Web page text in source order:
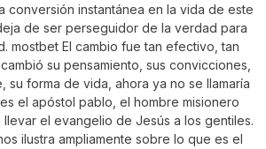
conversión instantánea en la vida de este
de ser perseguidor de la verdad para
mostbet El cambio fue tan efectivo, tan
su pensamiento, sus convicciones,
su forma de vida, ahora ya no se llamaría
el apóstol pablo, el hombre misionero
el evangelio de Jesús a los gentiles.
ilustra ampliamente sobre lo que es el